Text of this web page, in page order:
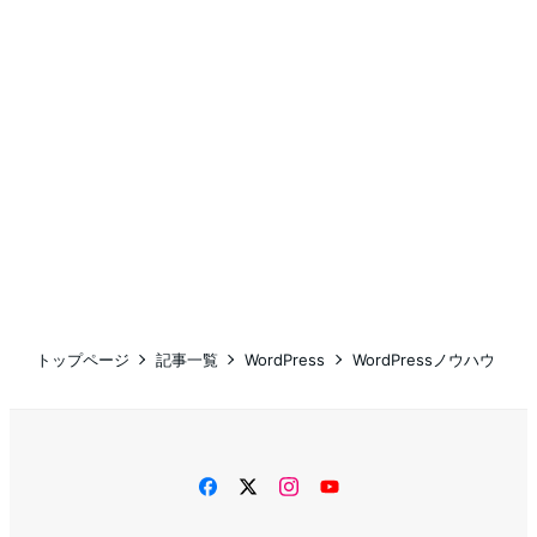
トップページ 記事一覧 WordPress WordPressノウハウ
facebooktwitterinstagram
YouTube